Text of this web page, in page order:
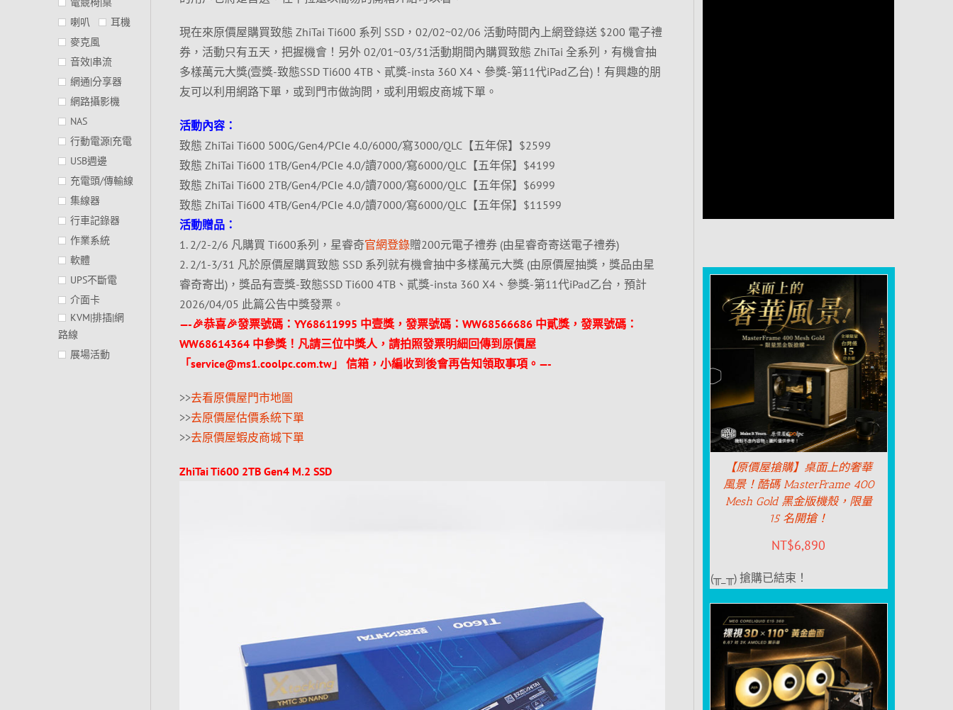
現在來原價屋購買致態 ZhiTai Ti600 系列 SSD，02/02~02/06 活動時間內上網登錄送 $200 電子禮
券，活動只有五天，把握機會！另外 02/01~03/31活動期間內購買致態 ZhiTai 全系列，有機會抽
多樣萬元大獎(壹獎-致態SSD Ti600 4TB、貳獎-insta 360 X4、參獎-第11代iPad乙台)！有興趣的朋
友可以利用網路下單，或到門市做詢問，或利用蝦皮商城下單。
活動內容：
致態 ZhiTai Ti600 500G/Gen4/PCIe 4.0/6000/寫3000/QLC【五年保】$2599
致態 ZhiTai Ti600 1TB/Gen4/PCIe 4.0/讀7000/寫6000/QLC【五年保】$4199
致態 ZhiTai Ti600 2TB/Gen4/PCIe 4.0/讀7000/寫6000/QLC【五年保】$6999
致態 ZhiTai Ti600 4TB/Gen4/PCIe 4.0/讀7000/寫6000/QLC【五年保】$11599
活動贈品：
1. 2/2-2/6 凡購買 Ti600系列，星睿奇官網登錄贈200元電子禮券 (由星睿奇寄送電子禮券)
2. 2/1-3/31 凡於原價屋購買致態 SSD 系列就有機會抽中多樣萬元大獎 (由原價屋抽獎，獎品由星
睿奇寄出)，獎品有壹獎-致態SSD Ti600 4TB、貳獎-insta 360 X4、參獎-第11代iPad乙台，預計
2026/04/05 此篇公告中獎發票。
—-🎉恭喜🎉發票號碼：YY68611995 中壹獎，發票號碼：WW68566686 中貳獎，發票號碼：
WW68614364 中參獎！ 凡請三位中獎人，請拍照發票明細回傳到原價屋
「service@ms1.coolpc.com.tw」 信箱，小編收到後會再告知領取事項。—-
>>去看原價屋門市地圖
>>去原價屋估價系統下單
>>去原價屋蝦皮商城下單
ZhiTai Ti600 2TB Gen4 M.2 SSD
喇叭
耳機
麥克風
音效|串流
網通|分享器
網路攝影機
NAS
行動電源|充電
USB週邊
充電頭/傳輸線
集線器
行車記錄器
作業系統
軟體
UPS不斷電
介面卡
KVM|排插|網
路線
展場活動
【原價屋搶購】桌面上的奢華
風景！酷碼 MasterFrame 400
Mesh Gold 黑金版機殼，限量
15 名開搶！
NT$6,890
(╥_╥) 搶購已結束！